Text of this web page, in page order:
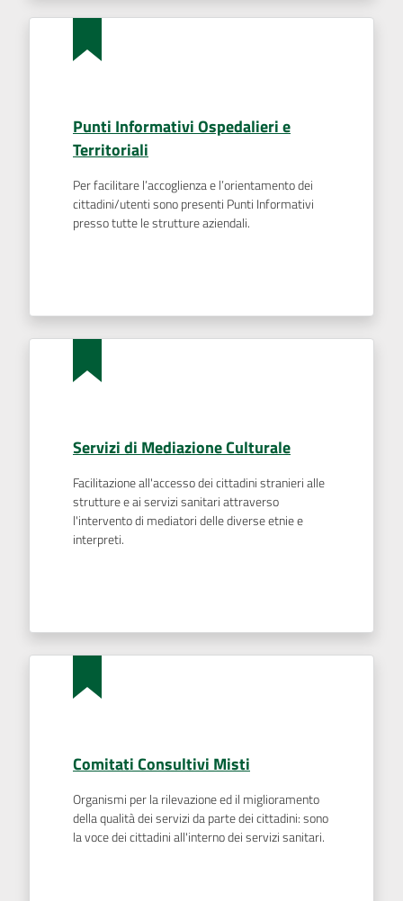
Punti Informativi Ospedalieri e
Territoriali
Per facilitare l’accoglienza e l’orientamento dei
cittadini/utenti sono presenti Punti Informativi
presso tutte le strutture aziendali.
Servizi di Mediazione Culturale
Facilitazione all'accesso dei cittadini stranieri alle
strutture e ai servizi sanitari attraverso
l'intervento di mediatori delle diverse etnie e
interpreti.
Comitati Consultivi Misti
Organismi per la rilevazione ed il miglioramento
della qualità dei servizi da parte dei cittadini: sono
la voce dei cittadini all'interno dei servizi sanitari.